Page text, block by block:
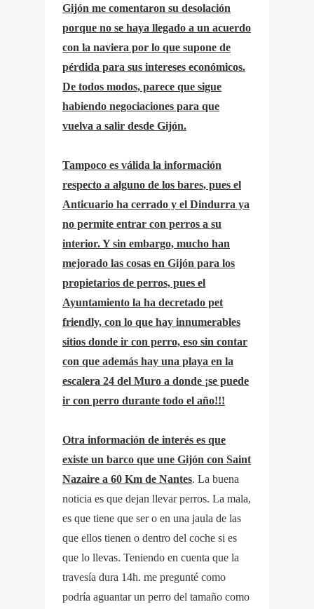
Gijón me comentaron su desolación
porque no se haya llegado a un acuerdo
con la naviera por lo que supone de
pérdida para sus intereses económicos.
De todos modos, parece que sigue
habiendo negociaciones para que
vuelva a salir desde Gijón.
Tampoco es válida la información
respecto a alguno de los bares, pues el
Anticuario ha cerrado y el Dindurra ya
no permite entrar con perros a su
interior. Y sin embargo, mucho han
mejorado las cosas en Gijón para los
propietarios de perros, pues el
Ayuntamiento la ha decretado pet
friendly, con lo que hay innumerables
sitios donde ir con perro, eso sin contar
con que además hay una playa en la
escalera 24 del Muro a donde ¡se puede
ir con perro durante todo el año!!!
Otra información de interés es que
existe un barco que une Gijón con Saint
Nazaire a 60 Km de Nantes. La buena
noticia es que dejan llevar perros. La mala,
es que tiene que ser o en una jaula de las
que ellos tienen o dentro del coche si es
que lo llevas. Teniendo en cuenta que la
travesía dura 14h. me pregunté como
podría aguantar un perro del tamaño como